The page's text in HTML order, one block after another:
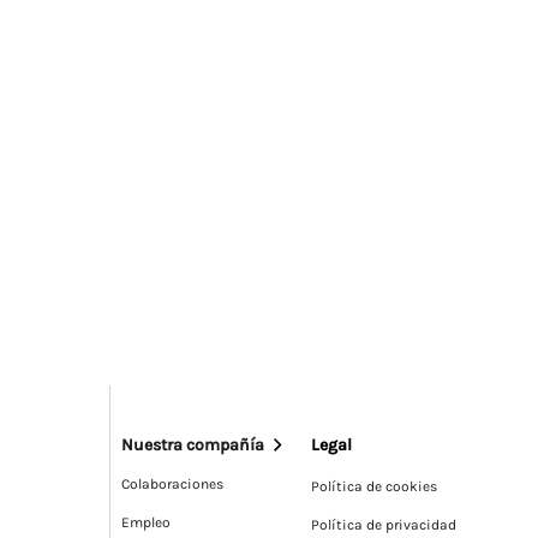
Nuestra compañía
Colaboraciones
Empleo
Legal
Política de cookies
Política de privacidad